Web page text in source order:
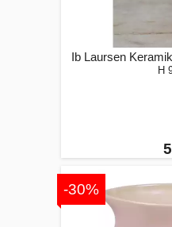
Ib Laursen
H
-30%